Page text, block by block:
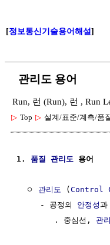
[정보통신기술용어해설]
관리도 용어
Run, 런 (Run), 런 , Run
▷ Top ▷ 설계/표준/계측/품
1. 품질 관리도 용어
  ㅇ
관리도 (Control
     - 공정의
안정성과
        . 중심선,
관